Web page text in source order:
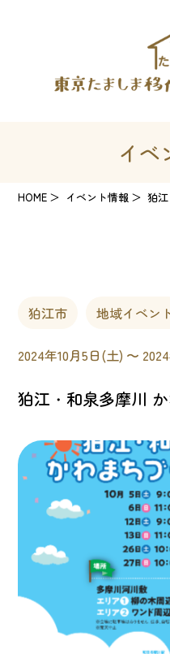
イベ
HOME イベント情報 狛江
狛江市 地域イベン
2024年10月5日(土) 〜
狛江・和泉多摩川